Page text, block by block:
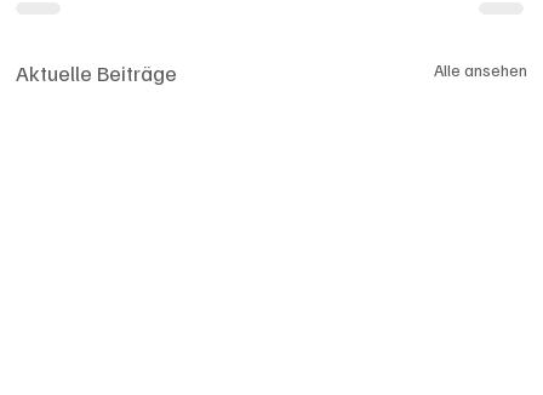
Aktuelle Beiträge Alle ansehen